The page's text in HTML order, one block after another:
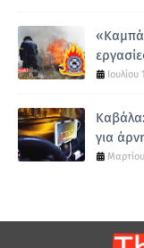
Ιουλίου
για